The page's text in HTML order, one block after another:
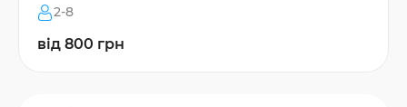
2-8
від 800 грн